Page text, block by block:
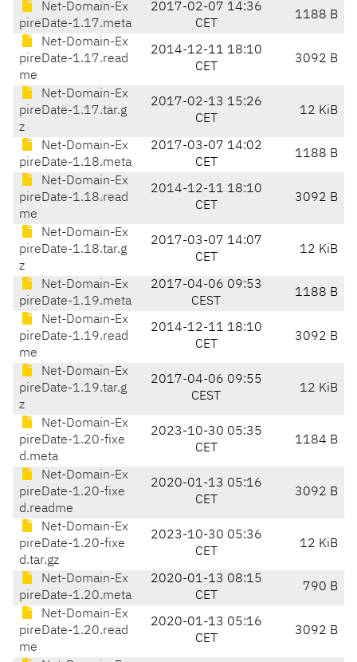
Net-Domain-Ex
pireDate-1.17.meta
2017-02-07 14:36
CET
1188 B
Net-Domain-Ex
pireDate-1.17.read
me
2014-12-11 18:10
CET
3092 B
Net-Domain-Ex
pireDate-1.17.tar.g
z
2017-02-13 15:26
CET
12 KiB
Net-Domain-Ex
pireDate-1.18.meta
2017-03-07 14:02
CET
1188 B
Net-Domain-Ex
pireDate-1.18.read
me
2014-12-11 18:10
CET
3092 B
Net-Domain-Ex
pireDate-1.18.tar.g
z
2017-03-07 14:07
CET
12 KiB
Net-Domain-Ex
pireDate-1.19.meta
2017-04-06 09:53
CEST
1188 B
Net-Domain-Ex
pireDate-1.19.read
me
2014-12-11 18:10
CET
3092 B
Net-Domain-Ex
pireDate-1.19.tar.g
z
2017-04-06 09:55
CEST
12 KiB
Net-Domain-Ex
pireDate-1.20-fixe
d.meta
2023-10-30 05:35
CET
1184 B
Net-Domain-Ex
pireDate-1.20-fixe
d.readme
2020-01-13 05:16
CET
3092 B
Net-Domain-Ex
pireDate-1.20-fixe
d.tar.gz
2023-10-30 05:36
CET
12 KiB
Net-Domain-Ex
pireDate-1.20.meta
2020-01-13 08:15
CET
790 B
Net-Domain-Ex
pireDate-1.20.read
me
2020-01-13 05:16
CET
3092 B